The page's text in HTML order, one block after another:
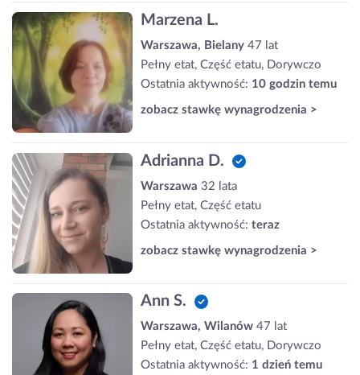
Marzena L.
Warszawa, Bielany 47 lat
Pełny etat, Część etatu, Dorywczo
Ostatnia aktywność: 10 godzin temu
zobacz stawkę wynagrodzenia >
Adrianna D.
Warszawa 32 lata
Pełny etat, Część etatu
Ostatnia aktywność: teraz
zobacz stawkę wynagrodzenia >
Ann S.
Warszawa, Wilanów 47 lat
Pełny etat, Część etatu, Dorywczo
Ostatnia aktywność: 1 dzień temu